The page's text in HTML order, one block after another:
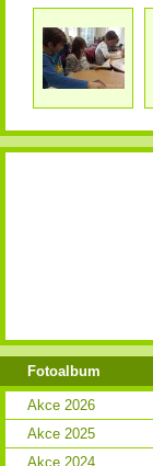
Fotoalbum
Akce 2026
Akce 2025
Akce 2024